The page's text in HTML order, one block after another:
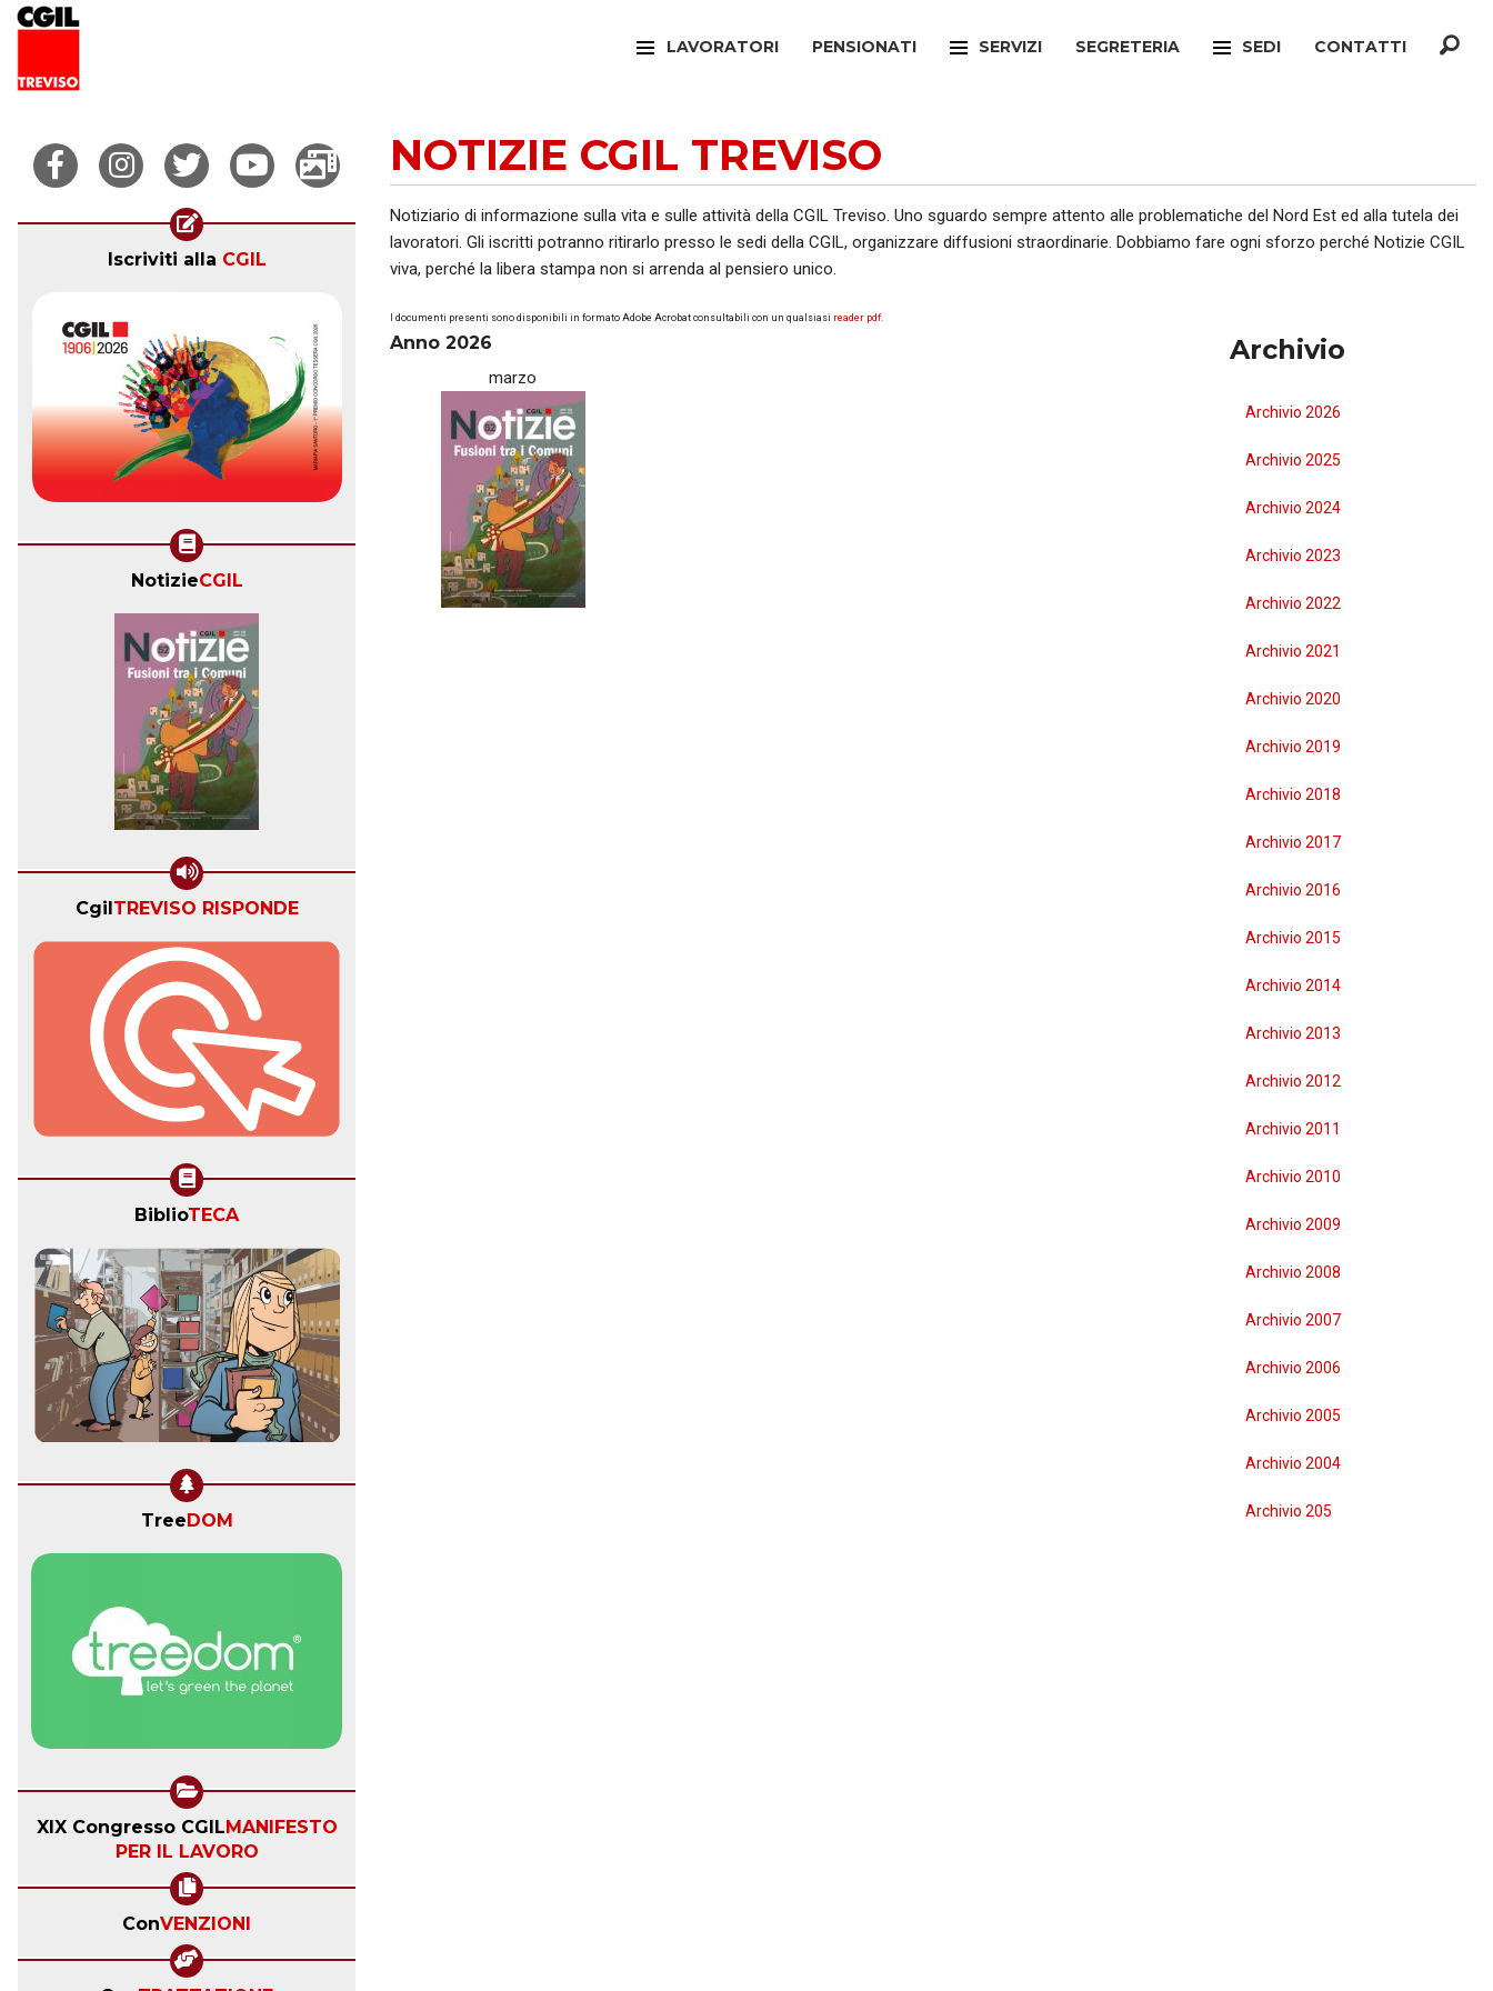
LAVORATORI
FILCTEM
FILT
PENSIONATI SERVIZI
UFFICIO VERTENZE
SEGRETERIA SEDI
RONCADE
CASTELFRANCO VENETO
PIEVE DI SOLIGO
BREDA DI PIAVE
MONTEBELLUNA
CROCETTA DEL MONTELLO
VALDOBBIADENE
ODERZO
MOTTA DI LIVENZA
PONTE DI PIAVE
VITTORIO VENETO
GODEGA DI SANT'URBANO
CONTATTI
Iscriviti alla CGIL
NotizieCGIL
Cgil TREVISO RISPONDE
BiblioTECA
Tree DOM
XIX Congresso CGIL MANIFESTO
PER IL LAVORO
ConVENZIONI
NOTIZIE CGIL TREVISO
Notiziario di informazione sulla vita e sulle attività della CGIL Treviso. Uno sguardo sempre attento alle problematiche del Nord Est ed alla tutela dei
lavoratori. Gli iscritti potranno ritirarlo presso le sedi della CGIL, organizzare diffusioni straordinarie. Dobbiamo fare ogni sforzo perché Notizie CGIL
viva, perché la libera stampa non si arrenda al pensiero unico.
I documenti presenti sono disponibili in formato Adobe Acrobat consultabili con un qualsiasi reader pdf.
Anno 2026
marzo
Archivio
Archivio 2026
Archivio 2025
Archivio 2024
Archivio 2023
Archivio 2022
Archivio 2021
Archivio 2020
Archivio 2019
Archivio 2018
Archivio 2017
Archivio 2016
Archivio 2015
Archivio 2014
Archivio 2013
Archivio 2012
Archivio 2011
Archivio 2010
Archivio 2009
Archivio 2008
Archivio 2007
Archivio 2006
Archivio 2005
Archivio 2004
Archivio 205